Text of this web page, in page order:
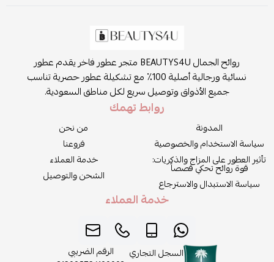
روائح الجمال BEAUTYS4U متجر عطور فاخر يقدم عطور
نسائية ورجالية أصلية 100٪ مع تشكيلة عطور حصرية تناسب
جميع الأذواق وتوصيل سريع لكل مناطق السعودية.
روابط تهمك
المدونة
سياسة الاستخدام والخصوصية
تأثير العطور على المزاج والذكريات:
قوة روائح تحكي قصصاً
سياسة الاستبدال والاسترجاع
من نحن
فروعنا
خدمة العملاء
الشحن والتوصيل
خدمة العملاء
السجل التجاري
الرقم الضريبي